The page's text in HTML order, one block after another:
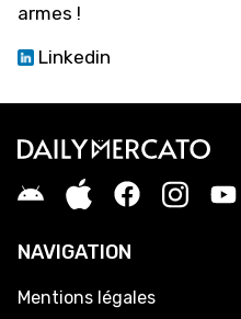
armes !
Linkedin
NAVIGATION
Mentions légales